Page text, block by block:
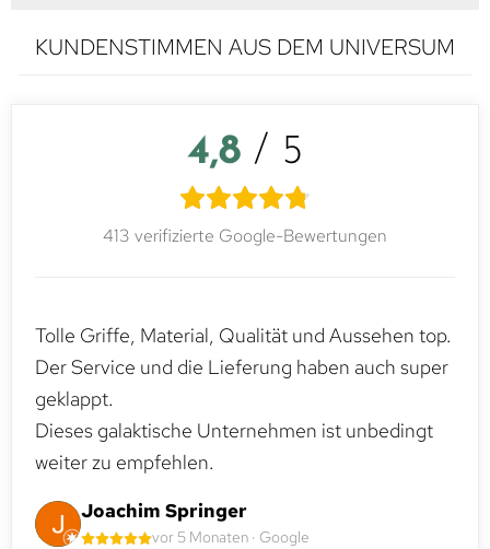
KUNDENSTIMMEN AUS DEM UNIVERSUM
4,8 / 5
413 verifizierte Google-Bewertungen
Tolle Griffe, Material, Qualität und Aussehen top.
Der Service und die Lieferung haben auch super
geklappt.
Dieses galaktische Unternehmen ist unbedingt
weiter zu empfehlen.
Joachim Springer
vor 5 Monaten · Google